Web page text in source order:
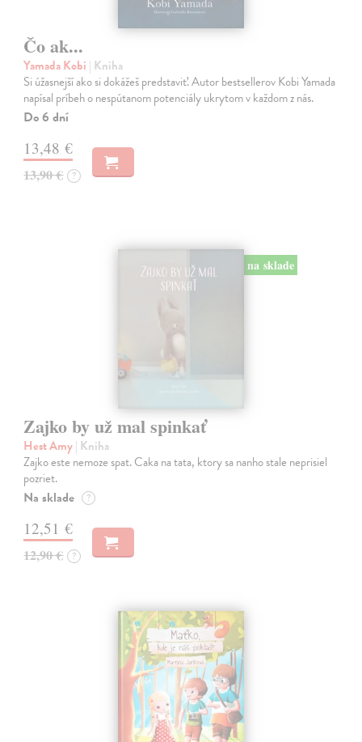
Čo ak...
Yamada Kobi | Kniha
Si úžasnejší ako si dokážeš predstaviť. Autor bestsellerov Kobi Yamada
napísal príbeh o nespútanom potenciály ukrytom v každom z nás.
Do 6 dní
13,48 €
13,90 € ?
na sklade
Zajko by už mal spinkať
Hest Amy| Kniha
Zajko este nemoze spat. Caka na tata, ktory sa nanho stale neprisiel
pozriet.
Na sklade ?
12,51 €
12,90 € ?